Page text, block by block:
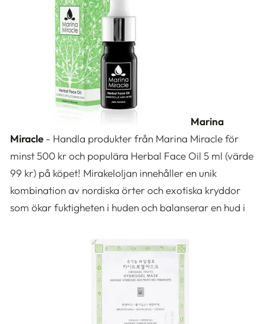
Marina
Miracle - Handla produkter från Marina Miracle för
minst 500 kr och populära Herbal Face Oil 5 ml (värde
99 kr) på köpet! Mirakeloljan innehåller en unik
kombination av nordiska örter och exotiska kryddor
som ökar fuktigheten i huden och balanserar en hud i